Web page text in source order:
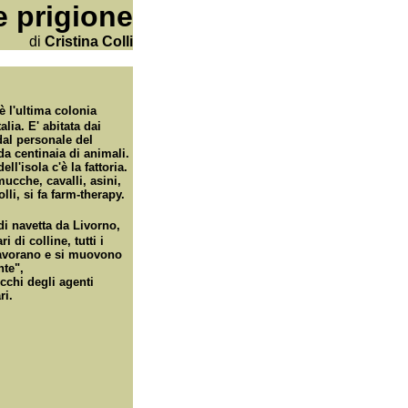
prigione
di Cristina Colli
l'ultima colonia
E' abitata dai
personale del
centinaia di animali.
c'è la fattoria.
cavalli, asini,
si fa farm-therapy.
navetta da Livorno,
di colline, tutti i
e si muovono
degli agenti